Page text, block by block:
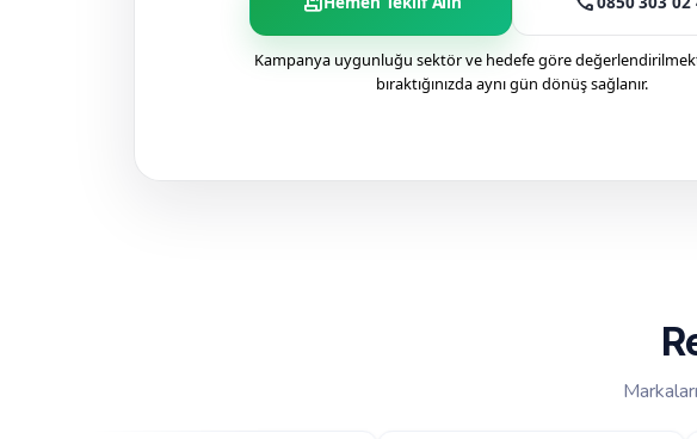
Kampanya uygunluğu sektör ve hedefe göre
bıraktığınızda aynı gün dönüş sağlanır.